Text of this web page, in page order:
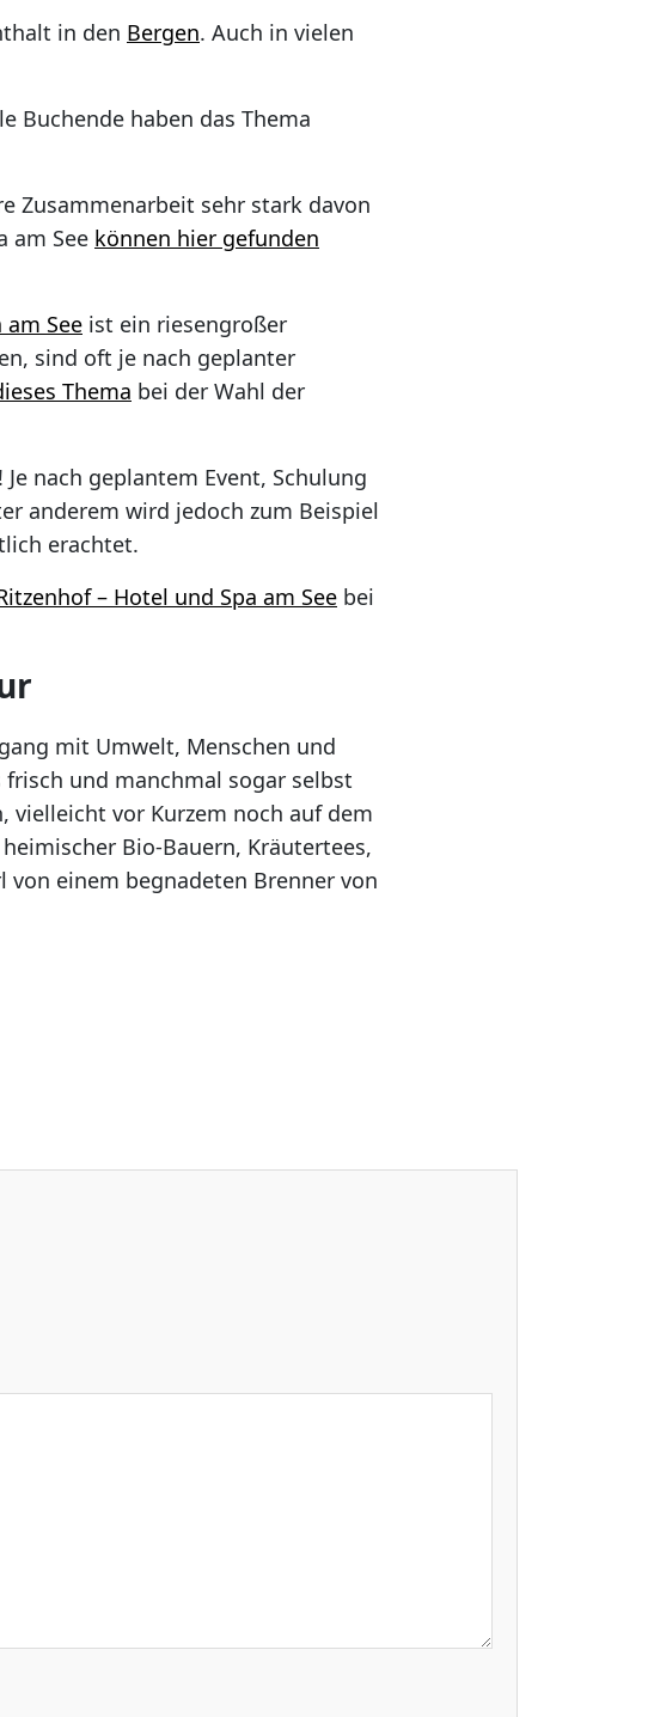
in den Bergen. Auch in vielen
Buchende haben das Thema
Zusammenarbeit sehr stark davon
am See können hier gefunden
See ist ein riesengroßer
sind oft je nach geplanter
Thema bei der Wahl der
nach geplantem Event, Schulung
anderem wird jedoch zum Beispiel
erachtet.
– Hotel und Spa am See bei
mit Umwelt, Menschen und
und manchmal sogar selbst
vielleicht vor Kurzem noch auf dem
Bio-Bauern, Kräutertees,
von einem begnadeten Brenner von